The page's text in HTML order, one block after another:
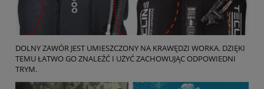
DOLNY ZAWÓR JEST UMIESZCZONY NA KRAWĘDZI WORKA. DZIĘKI
TEMU ŁATWO GO ZNALEŹĆ I UŻYĆ ZACHOWUJĄC ODPOWIEDNI
TRYM.